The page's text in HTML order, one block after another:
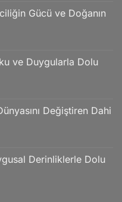
Gücü ve Doğanın
ve Duygularla Dolu
Değiştiren Dahi
Derinliklerle Dolu